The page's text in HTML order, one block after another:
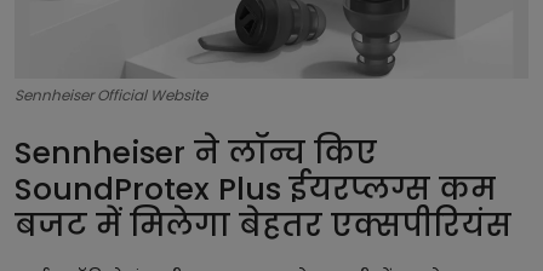
Sennheiser Official Website
Sennheiser ने लॉन्च किए
SoundProtex Plus ईयरप्लग्स कम
बजट में मिलेगा बेहतर एक्सपीरियंस